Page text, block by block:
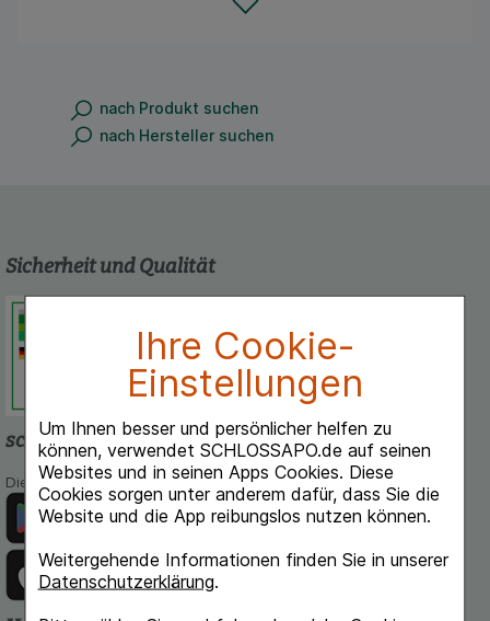
Ihre Cookie-
Einstellungen
Um Ihnen besser und persönlicher helfen zu
können, verwendet SCHLOSSAPO.de auf seinen
Websites und in seinen Apps Cookies. Diese
Cookies sorgen unter anderem dafür, dass Sie die
Website und die App reibungslos nutzen können.
Weitergehende Informationen finden Sie in unserer
Datenschutzerklärung.
nach Produkt suchen
nach Hersteller suchen
Sicherheit und Qualität
Deutschen Institut für Medizinische
Dokumentation und Information.
schlossapo.de-App
Die App von schlossapo.de jetzt mit E-Rezept-Scanner